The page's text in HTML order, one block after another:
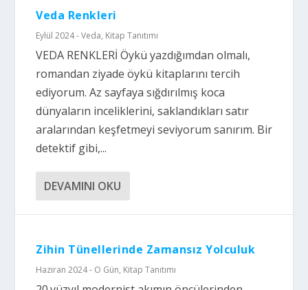
Veda Renkleri
Eylül 2024 - Veda, Kitap Tanıtımı
VEDA RENKLERİ Öykü yazdığımdan olmalı,
romandan ziyade öykü kitaplarını tercih
ediyorum. Az sayfaya sığdırılmış koca
dünyaların inceliklerini, saklandıkları satır
aralarından keşfetmeyi seviyorum sanırım. Bir
detektif gibi,...
DEVAMINI OKU
Zihin Tünellerinde Zamansız Yolculuk
Haziran 2024 - O Gün, Kitap Tanıtımı